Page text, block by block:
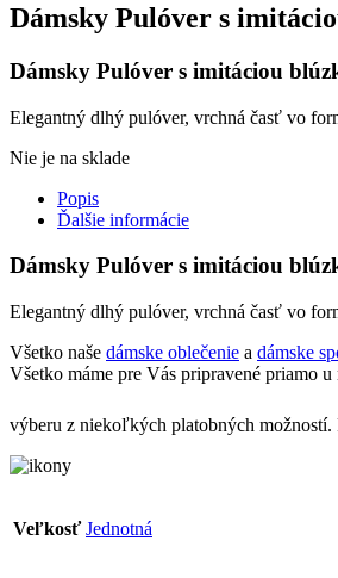
Dámsky Pulóver s
Dámsky Pulóver s imitáciou
Elegantný dlhý pulóver, vrchná časť vo
Nie je na sklade
Popis
Ďalšie informácie
Dámsky Pulóver s imitáciou
Elegantný dlhý pulóver, vrchná časť vo
Všetko naše dámske oblečenie a dámske
Všetko máme pre Vás pripravené priamo
výberu z niekoľkých platobných možností.
Veľkosť Jednotná